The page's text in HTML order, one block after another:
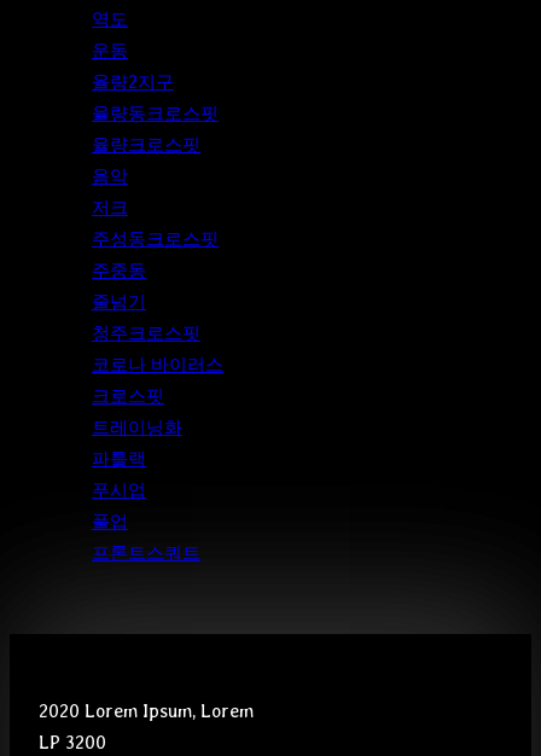
역도
운동
율량2지구
율량동크로스핏
율량크로스핏
음악
저크
주성동크로스핏
주중동
줄넘기
청주크로스핏
코로나 바이러스
크로스핏
트레이닝화
파틀랙
푸시업
풀업
프론트스쿼트
2020 Lorem Ipsum, Lorem
LP 3200